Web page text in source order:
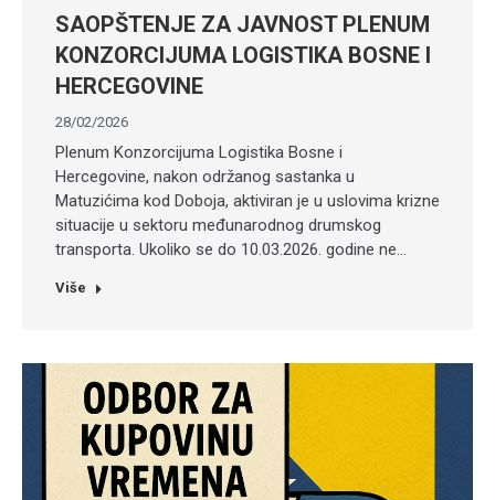
SAOPŠTENJE ZA JAVNOST PLENUM
KONZORCIJUMA LOGISTIKA BOSNE I
HERCEGOVINE
28/02/2026
Plenum Konzorcijuma Logistika Bosne i
Hercegovine, nakon održanog sastanka u
Matuzićima kod Doboja, aktiviran je u uslovima krizne
situacije u sektoru međunarodnog drumskog
transporta. Ukoliko se do 10.03.2026. godine ne…
Više